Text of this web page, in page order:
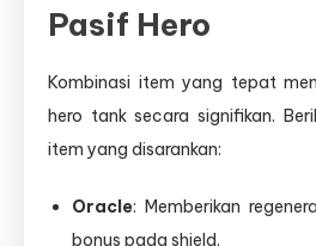
Pasif Hero
Kombinasi item yang tepat
hero tank secara signifikan.
item yang disarankan:
Oracle: Memberikan
bonus pada shield.